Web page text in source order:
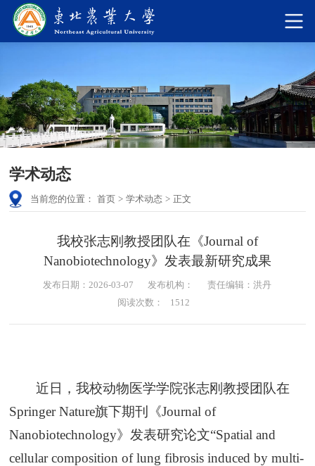
学术动态
当前您的位置： 首页 > 学术动态 > 正文
我校张志刚教授团队在《Journal of
Nanobiotechnology》发表最新研究成果
发布日期：2026-03-07 发布机构：
责任编辑：洪丹
阅读次数：
1512
近日，我校动物医学学院张志刚教授团队在
Springer Nature旗下期刊《Journal of
Nanobiotechnology》发表研究论文“Spatial and
cellular composition of lung fibrosis induced by multi-